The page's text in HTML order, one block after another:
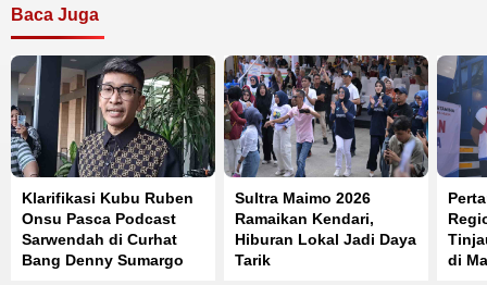
Baca Juga
Klarifikasi Kubu Ruben
Onsu Pasca Podcast
Sarwendah di Curhat
Bang Denny Sumargo
Sultra Maimo 2026
Ramaikan Kendari,
Hiburan Lokal Jadi Daya
Tarik
di